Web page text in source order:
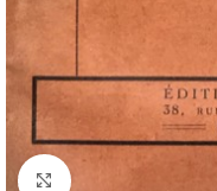
Cliquez pour agrandir